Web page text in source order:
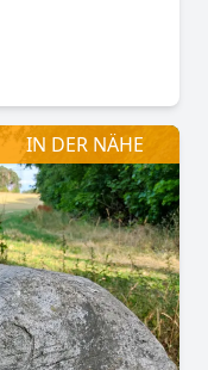
IN DER NÄHE